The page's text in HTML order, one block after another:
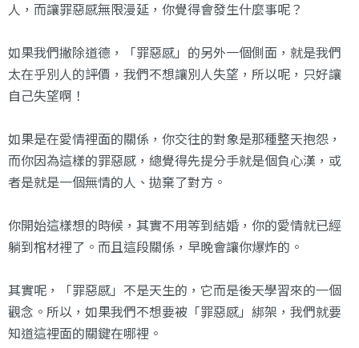
人，而讓罪惡感無限漫延，你覺得會發生什麼事呢？
如果我們撇除道德，「罪惡感」的另外一個側面，就是我們
太在乎別人的評價，我們不想讓別人失望，所以呢，只好讓
自己失望啊！
如果是在愛情裡面的關係，你交往的對象是那種整天抱怨，
而你因為這樣的罪惡感，總覺得先提分手就是個負心漢，或
者是就是一個無情的人、拋棄了對方。
你開始這樣想的時候，其實不用等到結婚，你的愛情就已經
躺到棺材裡了。而且這段關係，早晚會讓你爆炸的。
其實呢，「罪惡感」不是天生的，它而是後天學習來的一個
觀念。所以，如果我們不想要被「罪惡感」綁架，我們就要
知道這裡面的關鍵在哪裡。